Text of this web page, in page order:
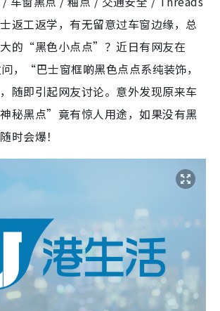
返工返学，有无留意过车窗边缘，总
的“黑色小点点”？近日有网友在
，“巴士窗框啲黑色点点系纯装饰，
随即引起网友讨论。意外发现原来车
秘黑点”竟有惊人用途，如果没有黑
时会爆！